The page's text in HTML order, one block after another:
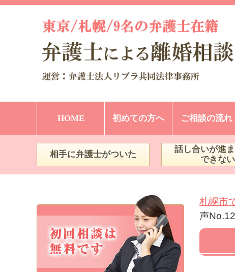
HOME 初めての方へ ご相談の流れ
相手に弁護士がついた
話し合いが進ま
できない
札幌市
声No.12